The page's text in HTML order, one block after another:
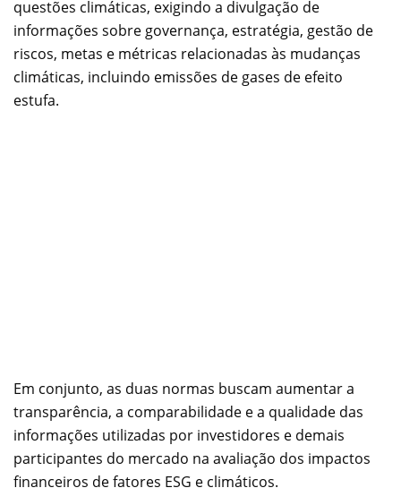
questões climáticas, exigindo a divulgação de
informações sobre governança, estratégia, gestão de
riscos, metas e métricas relacionadas às mudanças
climáticas, incluindo emissões de gases de efeito
estufa.
Em conjunto, as duas normas buscam aumentar a
transparência, a comparabilidade e a qualidade das
informações utilizadas por investidores e demais
participantes do mercado na avaliação dos impactos
financeiros de fatores ESG e climáticos.